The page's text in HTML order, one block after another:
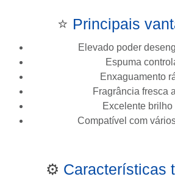
⭐ Principais
Elevado poder
Espuma
Enxaguamento
Fragrância fresca
Excelente brilho
Compatível com
⚙️ Características